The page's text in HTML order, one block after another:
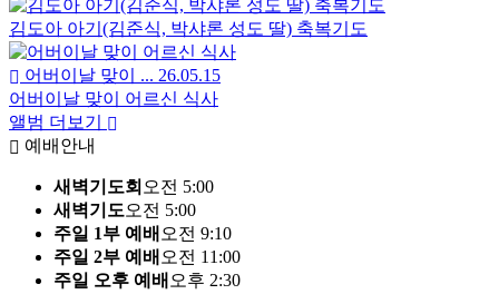
김도아 아기(김준식, 박샤론 성도 딸) 축복기도
어버이날 맞이 ... 26.05.15
어버이날 맞이 어르신 식사
앨범 더보기
예배안내
새벽기도회 오전 5:00
새벽기도오전 5:00
주일 1부 예배 오전 9:10
주일 2부 예배 오전 11:00
주일 오후 예배 오후 2:30